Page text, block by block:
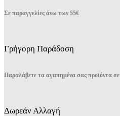
Σε παραγγελίες άνω των 55€
Γρήγορη Παράδοση
Παραλάβετε τα αγαπημένα σας προϊόντα σε
Δωρεάν Αλλαγή